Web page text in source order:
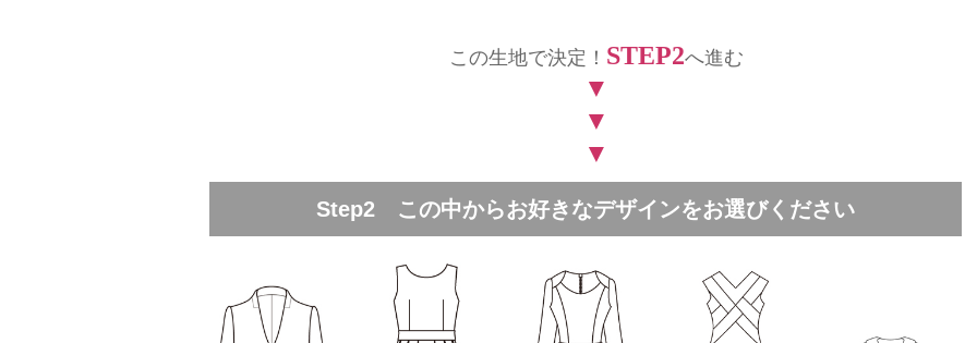
この生地で決定！ STEP2へ進む
▼
▼
▼
Step2 この中からお好きなデザインをお選びください